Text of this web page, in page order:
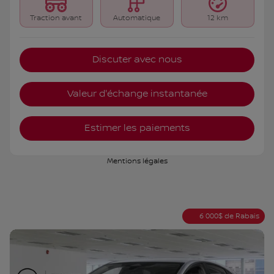
Traction avant Automatique 12 km
Discuter avec nous
Valeur d'échange instantanée
Estimer les paiements
Mentions légales
6 000$ de Rabais